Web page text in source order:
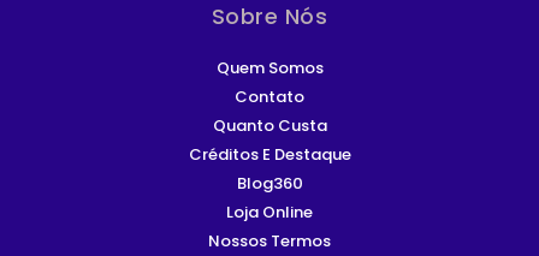
Sobre Nós
Quem Somos
Contato
Quanto Custa
Créditos E Destaque
Blog360
Loja Online
Nossos Termos